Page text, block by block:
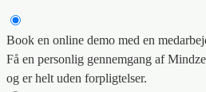
Book en online demo med en
Få en personlig gennemgang af
og er helt uden forpligtelser.